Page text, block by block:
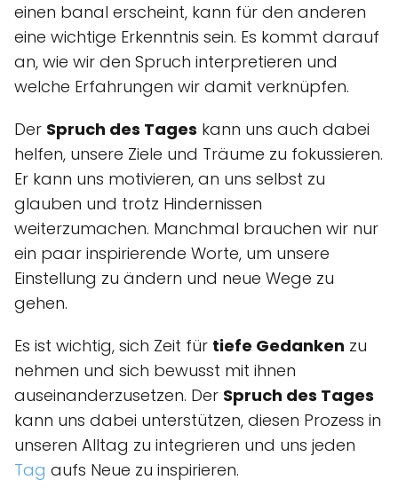
einen banal erscheint, kann für den anderen
eine wichtige Erkenntnis sein. Es kommt darauf
an, wie wir den Spruch interpretieren und
welche Erfahrungen wir damit verknüpfen.
Der Spruch des Tages kann uns auch dabei
helfen, unsere Ziele und Träume zu fokussieren.
Er kann uns motivieren, an uns selbst zu
glauben und trotz Hindernissen
weiterzumachen. Manchmal brauchen wir nur
ein paar inspirierende Worte, um unsere
Einstellung zu ändern und neue Wege zu
gehen.
Es ist wichtig, sich Zeit für tiefe Gedanken zu
nehmen und sich bewusst mit ihnen
auseinanderzusetzen. Der Spruch des Tages
kann uns dabei unterstützen, diesen Prozess in
unseren Alltag zu integrieren und uns jeden
Tag aufs Neue zu inspirieren.